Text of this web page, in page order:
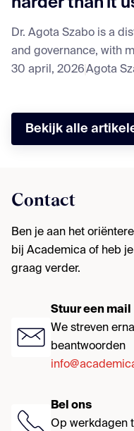
Dr. Agota Szabo is a
and governance, with
30 april, 2026Agota
Bekijk alle
Contact
Ben je aan het
bij Academica of heb
graag verder.
Stuur een mail
We streven
beantwoorden
Bel ons
Op werkdagen